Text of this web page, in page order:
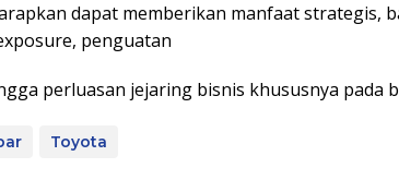
dapat memberikan manfaat strategis,
penguatan
perluasan jejaring bisnis khususnya pada
Toyota